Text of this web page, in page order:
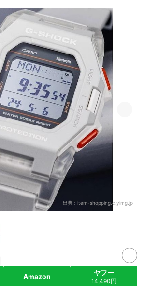
出典： item-shopping.c.yimg.jp
Amazon ヤフー
14,490円